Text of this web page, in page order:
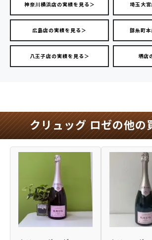
神奈川横浜店の実績を見る＞ 埼玉大
広島店の実績を見る＞ 錦糸町
八王子店の実績を見る＞ 堺店
クリュッグ ロゼの他の